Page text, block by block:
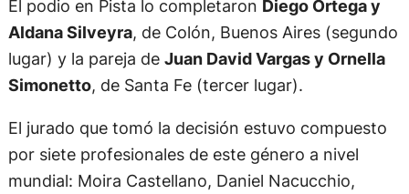
El podio en Pista lo completaron Diego Ortega y
Aldana Silveyra, de Colón, Buenos Aires (segundo
lugar) y la pareja de Juan David Vargas y Ornella
Simonetto, de Santa Fe (tercer lugar).
El jurado que tomó la decisión estuvo compuesto
por siete profesionales de este género a nivel
mundial: Moira Castellano, Daniel Nacucchio,